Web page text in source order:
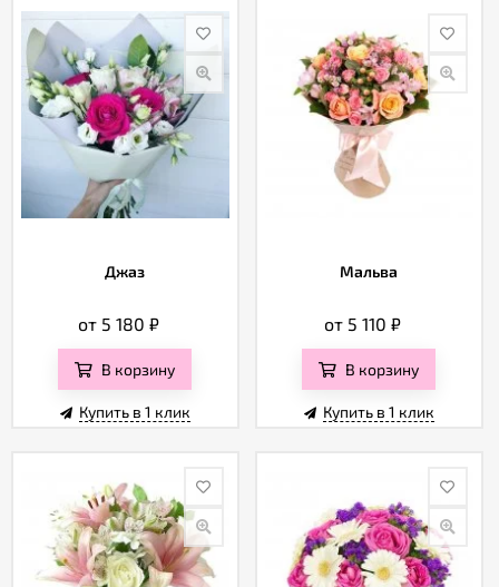
Джаз
от 5 180 ₽
В корзину
Купить в 1 клик
Мальва
от 5 110 ₽
В корзину
Купить в 1 клик